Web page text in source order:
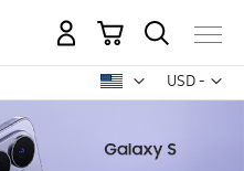
USD -
dólar
Mi carrito